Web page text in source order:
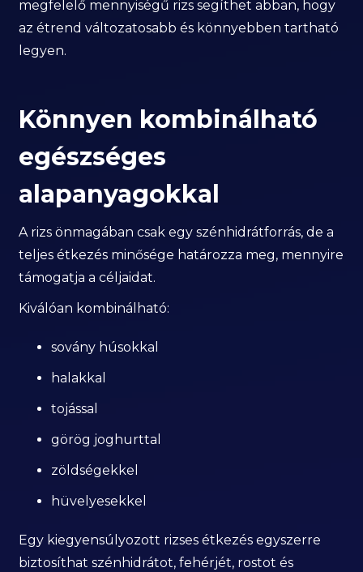
megfelelő mennyiségű rizs segíthet abban, hogy
az étrend változatosabb és könnyebben tartható
legyen.
Könnyen kombinálható
egészséges
alapanyagokkal
A rizs önmagában csak egy szénhidrátforrás, de a
teljes étkezés minősége határozza meg, mennyire
támogatja a céljaidat.
Kiválóan kombinálható:
sovány húsokkal
halakkal
tojással
görög joghurttal
zöldségekkel
hüvelyesekkel
Egy kiegyensúlyozott rizses étkezés egyszerre
biztosíthat szénhidrátot, fehérjét, rostot és